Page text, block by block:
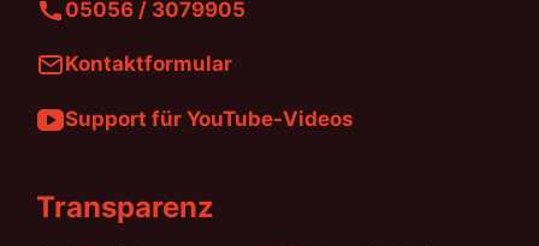
05056 / 3079905
Kontaktformular
Support für YouTube-Videos
Transparenz